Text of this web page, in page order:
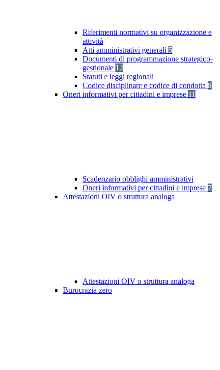
Riferimenti normativi su organizzazione e
attività
Atti amministrativi generali 5
Documenti di programmazione strategico-
gestionale 12
Statuti e leggi regionali
Codice disciplinare e codice di condotta 8
Oneri informativi per cittadini e imprese 11
Scadenzario obblighi amministrativi
Oneri informativi per cittadini e imprese 7
Attestazioni OIV o struttura analoga
Attestazioni OIV o struttura analoga
Burocrazia zero